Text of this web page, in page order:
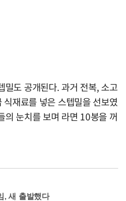
밀도 공개된다. 과거 전복, 소고
재료를 넣은 스텝밀을 선보였
의 눈치를 보며 라면 10봉을 꺼
, 새 출발했다